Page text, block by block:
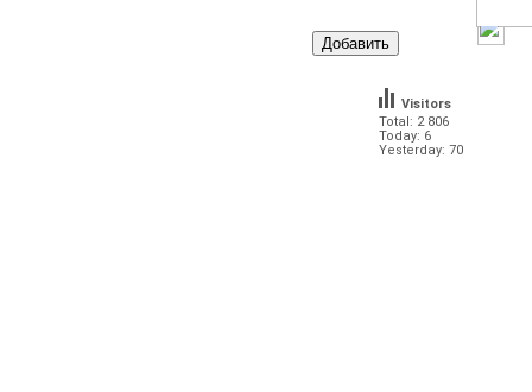
Total: 2 806
Today: 6
Yesterday: 70
Visitors